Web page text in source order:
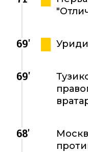
69'
69'
68'